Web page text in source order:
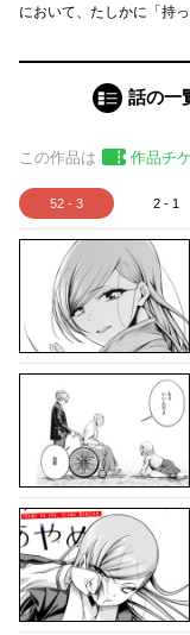
において、たしかに「持
話の一
この作品は 作品チ
52 - 3 2 - 1